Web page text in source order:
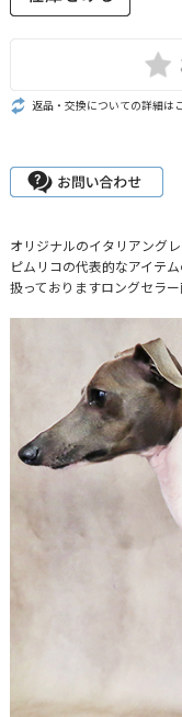
返品・交換についての詳細は
オリジナルのイタリアング
ピムリコの代表的なアイテ
扱っておりますロングセラー